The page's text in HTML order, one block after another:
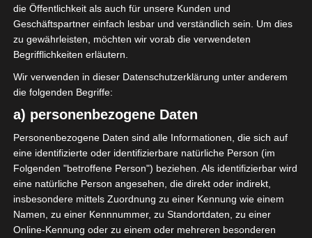
8. August 2021 Platzwart
2525 Views
Liga 1,Ligue 1,Saison 2021/2022
Der tunesische Fußballverband FTF hat auf seiner
beschlossen, den Beginn der neuen Saison
Mehr lesen
die Öffentlichkeit als auch für unsere Kunden und
Geschäftspartner einfach lesbar und verständlich sein. Um dies
zu gewährleisten, möchten wir vorab die verwendeten
Begrifflichkeiten erläutern.
Wir verwenden in dieser Datenschutzerklärung unter anderem
die folgenden Begriffe:
a) personenbezogene Daten
Personenbezogene Daten sind alle Informationen, die sich auf
eine identifizierte oder identifizierbare natürliche Person (im
Folgenden "betroffene Person") beziehen. Als identifizierbar wird
eine natürliche Person angesehen, die direkt oder indirekt,
insbesondere mittels Zuordnung zu einer Kennung wie einem
Namen, zu einer Kennnummer, zu Standortdaten, zu einer
Online-Kennung oder zu einem oder mehreren besonderen